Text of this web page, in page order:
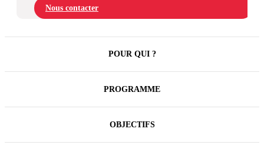
Nous contacter
POUR QUI ?
PROGRAMME
OBJECTIFS